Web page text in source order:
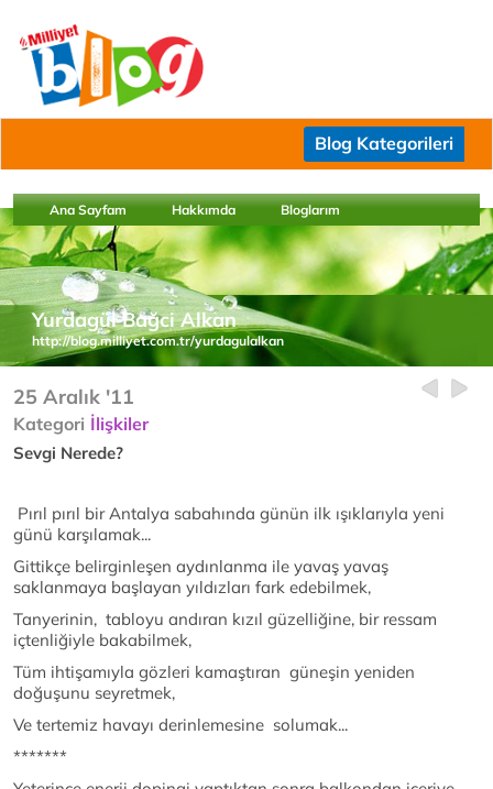
Blog Kategorileri
Ana Sayfam Hakkımda Bloglarım
Yurdagül Bağci Alkan
http://blog.milliyet.com.tr/yurdagulalkan
25 Aralık '11
Kategori İlişkiler
Sevgi Nerede?
Pırıl pırıl bir Antalya sabahında günün ilk ışıklarıyla yeni
günü karşılamak...
Gittikçe belirginleşen aydınlanma ile yavaş yavaş
saklanmaya başlayan yıldızları fark edebilmek,
Tanyerinin, tabloyu andıran kızıl güzelliğine, bir ressam
içtenliğiyle bakabilmek,
Tüm ihtişamıyla gözleri kamaştıran güneşin yeniden
doğuşunu seyretmek,
Ve tertemiz havayı derinlemesine solumak...
*******